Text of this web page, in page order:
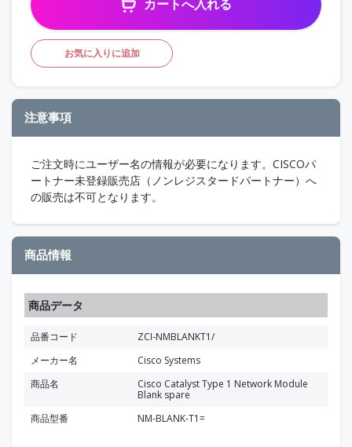
カートへ入れる
お気に入りに追加
注意事項
ご注文時にユーザー名の情報が必要になります。CISCOパ
ートナー未登録販売店（ノンレジスタードパートナー）へ
の販売は不可となります。
商品情報
商品データ
品番コード
ZCI-NMBLANKT1/
メーカー名
Cisco Systems
商品名
Cisco Catalyst Type 1 Network Module
Blank spare
商品型番
NM-BLANK-T1=